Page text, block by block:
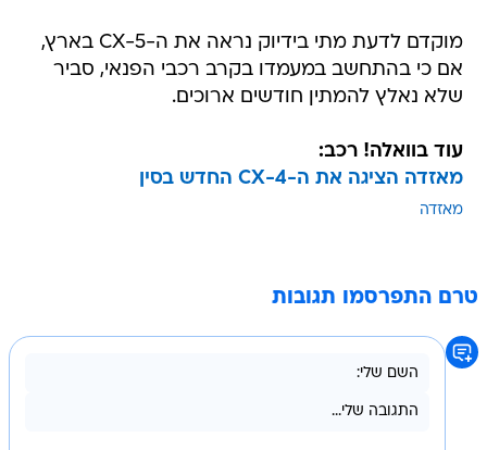
מוקדם לדעת מתי בידיוק נראה את ה-CX-5 בארץ,
אם כי בהתחשב במעמדו בקרב רכבי הפנאי, סביר
שלא נאלץ להמתין חודשים ארוכים.
עוד בוואלה! רכב:
מאזדה הציגה את ה-CX-4 החדש בסין
מאזדה
טרם התפרסמו תגובות